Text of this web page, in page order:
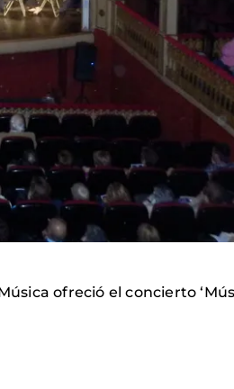
ofreció el concierto